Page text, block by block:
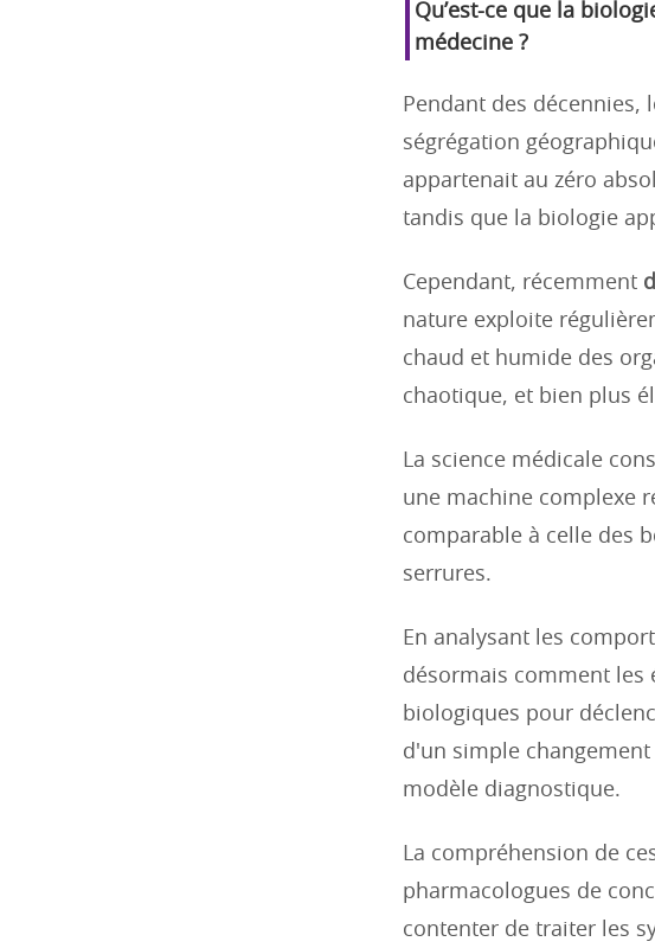
Qu’est-ce que la
médecine ?
Pendant des
ségrégation
appartenait au zéro
tandis que la biologie
Cependant, récemment
nature exploite
chaud et humide des
chaotique, et bien plus
La science médicale
une machine complexe
comparable à celle des
serrures.
En analysant les
désormais comment les
biologiques pour
d'un simple
modèle diagnostique.
La compréhension de
pharmacologues de
contenter de traiter les